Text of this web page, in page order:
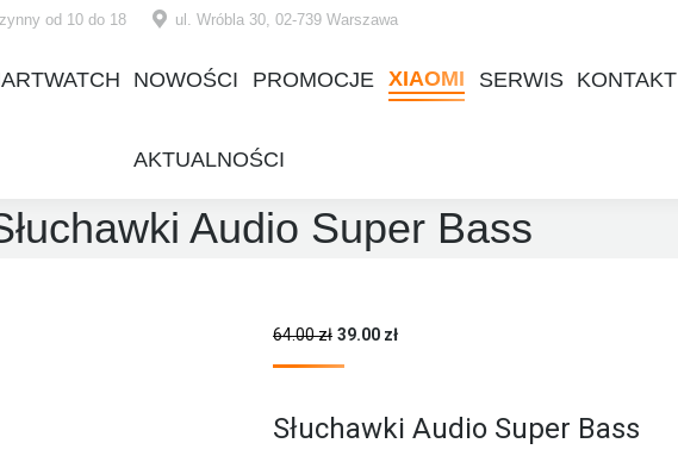
od 10 do 18 ul. Wróbla 30, 02-739 Warszawa
NOWOŚCI PROMOCJE XIAOMI SERWIS KONTAKT
AKTUALNOŚCI
Audio Super Bass
64.00zł 39.00 zł
Słuchawki Audio Super Bass